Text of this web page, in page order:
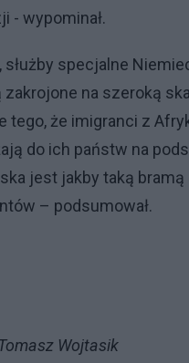
- wypominał.
służby specjalne
zakrojone na szeroką
tego, że imigranci z
do ich państw na
jest jakby taką bramą
– podsumował.
Wojtasik